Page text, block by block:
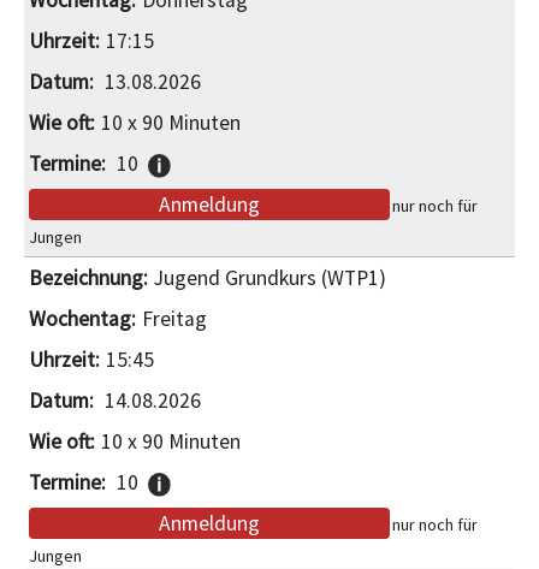
17:15
13.08.2026
10 x 90 Minuten
10
Anmeldung
nur noch für
Jungen
Jugend Grundkurs (WTP1)
Freitag
15:45
14.08.2026
10 x 90 Minuten
10
Anmeldung
nur noch für
Jungen